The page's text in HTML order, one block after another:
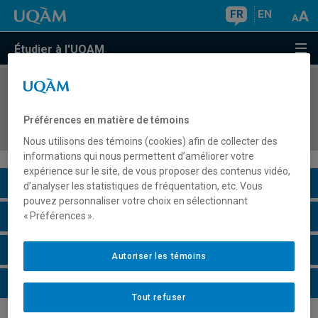
FR EN
Étudier à l'UQAM
COURS//
humanités numériques
Description du cours
Horaire - Été 2026
Horaire - Automne 2026
Horaire - Hiver 2027
Préférences en matière de témoins
Nous utilisons des témoins (cookies) afin de collecter des
informations qui nous permettent d’améliorer votre
expérience sur le site, de vous proposer des contenus vidéo,
d’analyser les statistiques de fréquentation, etc. Vous
pouvez personnaliser votre choix en sélectionnant
« Préférences ».
Tout refuser
Autoriser les témoins